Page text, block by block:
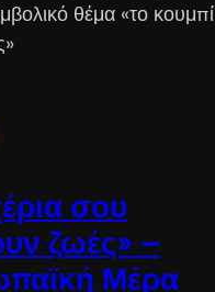
θέμα «το κουμπί
σου
ζωές» –
Μέρα